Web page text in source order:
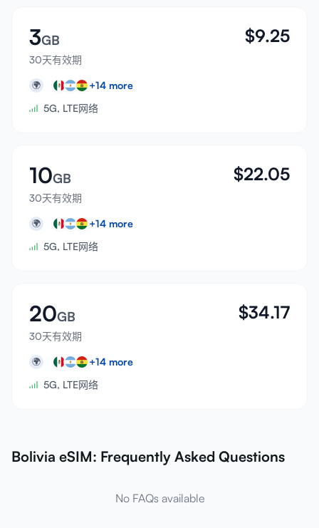
3GB
30天有效期
$9.25
🌍 +14 more
5G, LTE网络
10GB
30天有效期
$22.05
🌍 +14 more
5G, LTE网络
20GB
30天有效期
$34.17
🌍 +14 more
5G, LTE网络
Bolivia eSIM: Frequently Asked Questions
No FAQs available